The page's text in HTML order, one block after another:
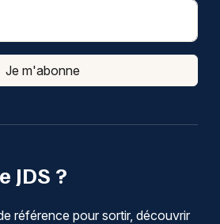
JDS ?
référence pour sortir, découvrir
Je m'abonne